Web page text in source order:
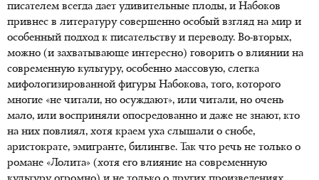
писателем всегда дает удивительные плоды, и Набоков
привнес в литературу совершенно особый взгляд на мир и
особенный подход к писательству и переводу. Во-вторых,
можно (и захватывающе интересно) говорить о влиянии на
современную культуру, особенно массовую, слегка
мифологизированной фигуры Набокова, того, которого
многие «не читали, но осуждают», или читали, но очень
мало, или восприняли опосредованно и даже не знают, кто
на них повлиял, хотя краем уха слышали о снобе,
аристократе, эмигранте, билингве. Так что речь не только о
романе «Лолита» (хотя его влияние на современную